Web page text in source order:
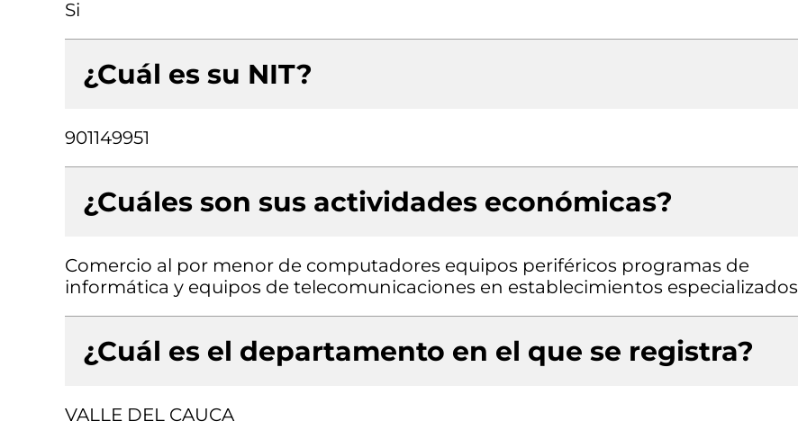
Si
¿Cuál es su NIT?
901149951
¿Cuáles son sus actividades económicas?
Comercio al por menor de computadores equipos periféricos programas de
informática y equipos de telecomunicaciones en establecimientos especializados
¿Cuál es el departamento en el que se registra?
VALLE DEL CAUCA